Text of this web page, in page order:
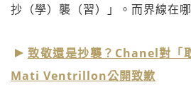
抄（學）襲（習）」。而界線在
致敬還是抄襲？Chanel對「
Mati Ventrillon公開致歉